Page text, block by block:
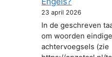
23 april 2026
In de geschreven
om woorden
achtervoegsels (zie